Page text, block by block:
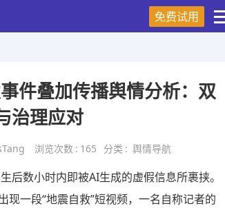
免费试用
件叠加传播舆情分析：双
治理应对
浏览次数 : 165 分类 : 舆情导航
后数小时内即被AI生成的虚假信息所裹挟。
现一段“地震自救”短视频，一名自称记者的